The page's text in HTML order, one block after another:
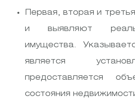
Первая, вторая и
и выявляют
имущества.
является
предоставляется
состояния